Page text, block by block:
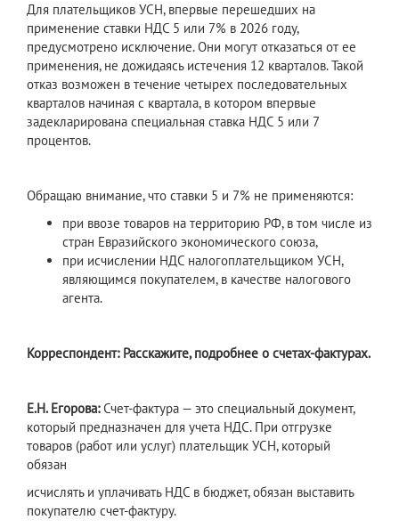
Для плательщиков УСН, впервые перешедших на
применение ставки НДС 5 или 7% в 2026 году,
предусмотрено исключение. Они могут отказаться от ее
применения, не дожидаясь истечения 12 кварталов. Такой
отказ возможен в течение четырех последовательных
кварталов начиная с квартала, в котором впервые
задекларирована специальная ставка НДС 5 или 7
процентов.
Обращаю внимание, что ставки 5 и 7% не применяются:
при ввозе товаров на территорию РФ, в том числе из
стран Евразийского экономического союза,
при исчислении НДС налогоплательщиком УСН,
являющимся покупателем, в качестве налогового
агента.
Корреспондент: Расскажите, подробнее о счетах-фактурах.
Е.Н. Егорова:Счет-фактура — это специальный документ,
который предназначен для учета НДС. При отгрузке
товаров (работ или услуг) плательщик УСН, который
обязан
исчислять и уплачивать НДС в бюджет, обязан выставить
покупателю счет-фактуру.